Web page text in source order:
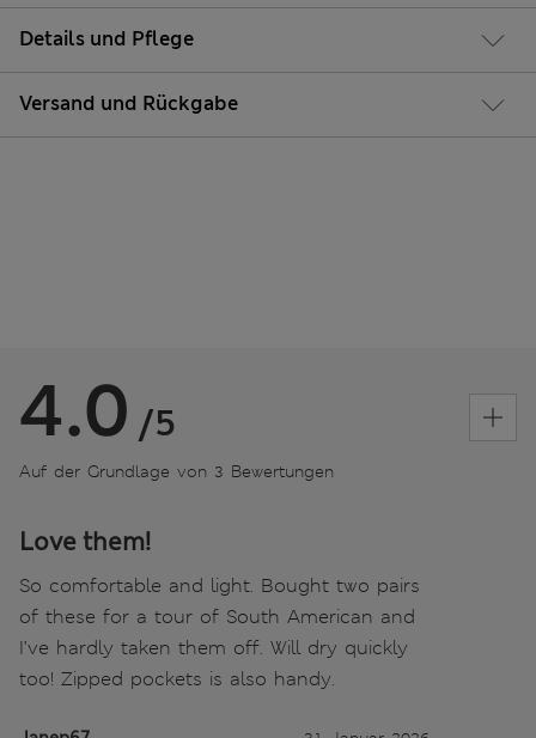
Details und Pflege
Versand und Rückgabe
4.0 /5
Auf der Grundlage von 3 Bewertungen
Love them!
So comfortable and light. Bought two pairs
of these for a tour of South American and
I’ve hardly taken them off. Will dry quickly
too! Zipped pockets is also handy.